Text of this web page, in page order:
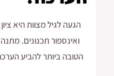
הגעה לגיל מצוות היא
ואינספור תכנונים.
הטובה ביותר להביע